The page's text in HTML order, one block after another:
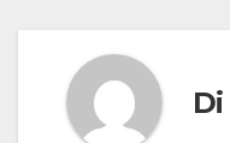
Di